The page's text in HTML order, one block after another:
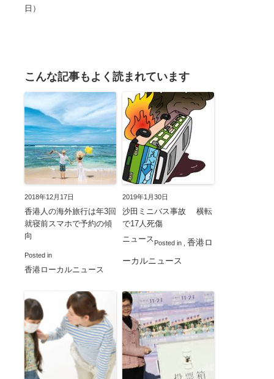
日）
こんな記事もよく読まれています
2018年12月17日
香港人の海外旅行は年3回
就寝前スマホで予約の傾
向
Posted in
香港ローカルニュース
2019年1月30日
沙田ミニバス事故 横転
で17人死傷
Posted in
ニュース , 香港ロ
ーカルニュース